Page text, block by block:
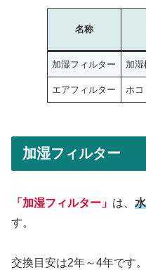
名称
加湿フィルター 加
エアフィルター ホ
加湿フィルター
「加湿フィルター」 は、
す。
交換目安は2年～4年です。